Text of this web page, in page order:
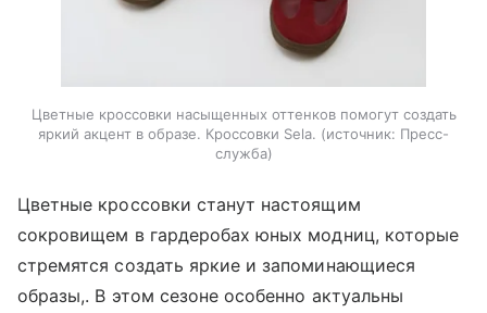
Цветные кроссовки насыщенных оттенков помогут создать
яркий акцент в образе. Кроссовки Sela.
источник: Пресс-
служба
Цветные кроссовки станут настоящим
сокровищем в гардеробах юных модниц, которые
стремятся создать яркие и запоминающиеся
образы,. В этом сезоне особенно актуальны